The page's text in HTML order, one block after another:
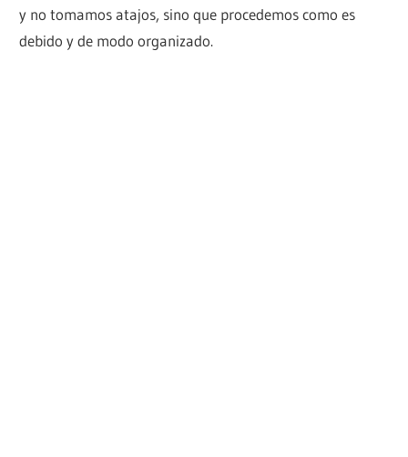
y no tomamos atajos, sino que procedemos como es
debido y de modo organizado.